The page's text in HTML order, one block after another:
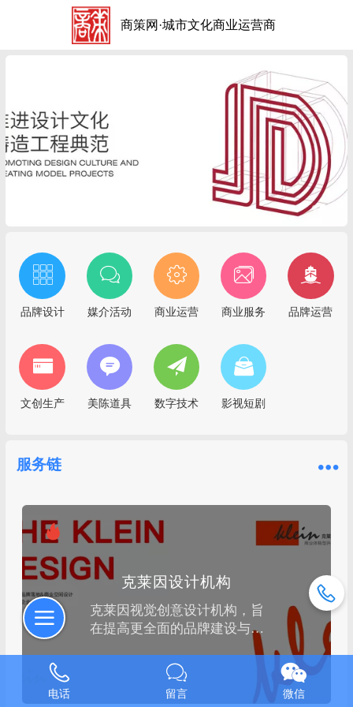
商策网·城市文化商业运营商
品牌设计 媒介活动 商业运营 商业服务 品牌运营
文创生产 美陈道具 数字技术 影视短剧
服务链
克莱因设计机构
克莱因视觉创意设计机构，旨
在提高更全面的品牌建设与精
细化运营发展为己任克莱因是
一家集“战略咨询+策略定位
+品牌沟通与识别+空间SI标准
化+落地服务”为一体的品牌全
电话 留言 微信